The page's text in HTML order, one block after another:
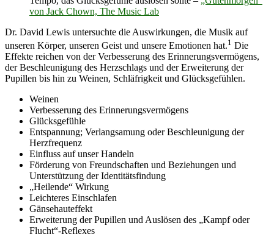
von Jack Chown, The Music Lab
Dr. David Lewis untersuchte die Auswirkungen, die Musik auf
unseren Körper, unseren Geist und unsere Emotionen hat.1 Die
Effekte reichen von der Verbesserung des Erinnerungsvermögens,
der Beschleunigung des Herzschlags und der Erweiterung der
Pupillen bis hin zu Weinen, Schläfrigkeit und Glücksgefühlen.
Weinen
Verbesserung des Erinnerungsvermögens
Glücksgefühle
Entspannung; Verlangsamung oder Beschleunigung der
Herzfrequenz
Einfluss auf unser Handeln
Förderung von Freundschaften und Beziehungen und
Unterstützung der Identitätsfindung
„Heilende“ Wirkung
Leichteres Einschlafen
Gänsehauteffekt
Erweiterung der Pupillen und Auslösen des „Kampf oder
Flucht“-Reflexes